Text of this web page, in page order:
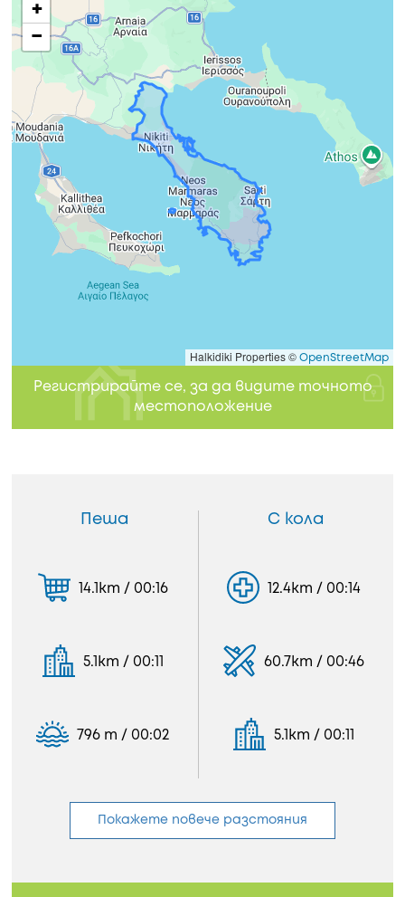
+
−
Halkidiki Properties © OpenStreetMap
Регистрирайте се, за да видите точното
местоположение
Пеша
14.1km / 00:16
5.1km / 00:11
796 m / 00:02
С кола
12.4km / 00:14
60.7km / 00:46
5.1km / 00:11
Покажете повече разстояния